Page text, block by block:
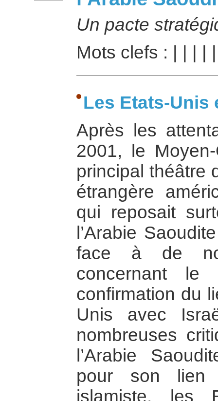
Un pacte
Mots clefs :
Les Etats-Unis
Après les
2001, le
principal théâtre
étrangère
qui reposait
l’Arabie
face à de
concernant
confirmation du
Unis avec
nombreuses
l’Arabie
pour son lien
islamiste, les